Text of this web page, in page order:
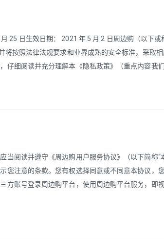
25 日生效日期： 2021 年 5 月 2 日周边购（以下
将按照法律法规要求和业界成熟的安全标准，采取
仔细阅读并充分理解本《隐私政策》（重点内容我们
当阅读并遵守《周边购用户服务协议》（以下简称
您注意的条款。您有权选择同意或不同意本协议，
方账号登录周边购平台，使用周边购平台服务，即